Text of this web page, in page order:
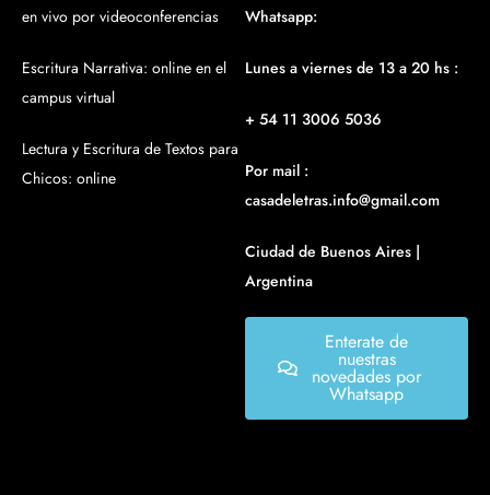
en vivo por videoconferencias
Escritura Narrativa: online en el
campus virtual
Lectura y Escritura de Textos para
Chicos: online
Whatsapp:
Lunes a viernes de 13 a 20 hs :
+ 54 11 3006 5036
Por mail :
casadeletras.info@gmail.com
Ciudad de Buenos Aires |
Argentina
Enterate de
nuestras
novedades por
Whatsapp